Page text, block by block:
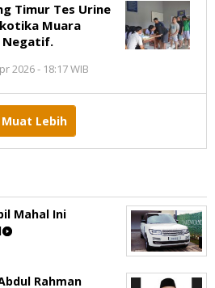
Timur Tes Urine
Muara
Negatif.
2026 - 18:17 WIB
Muat Lebih
Mahal Ini
Rahman